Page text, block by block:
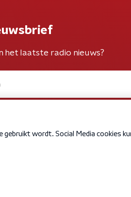
het laatste radio nieuws?